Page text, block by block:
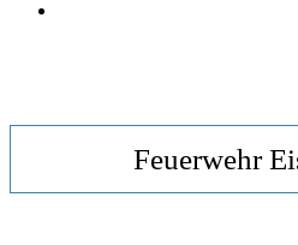
Feuerwehr